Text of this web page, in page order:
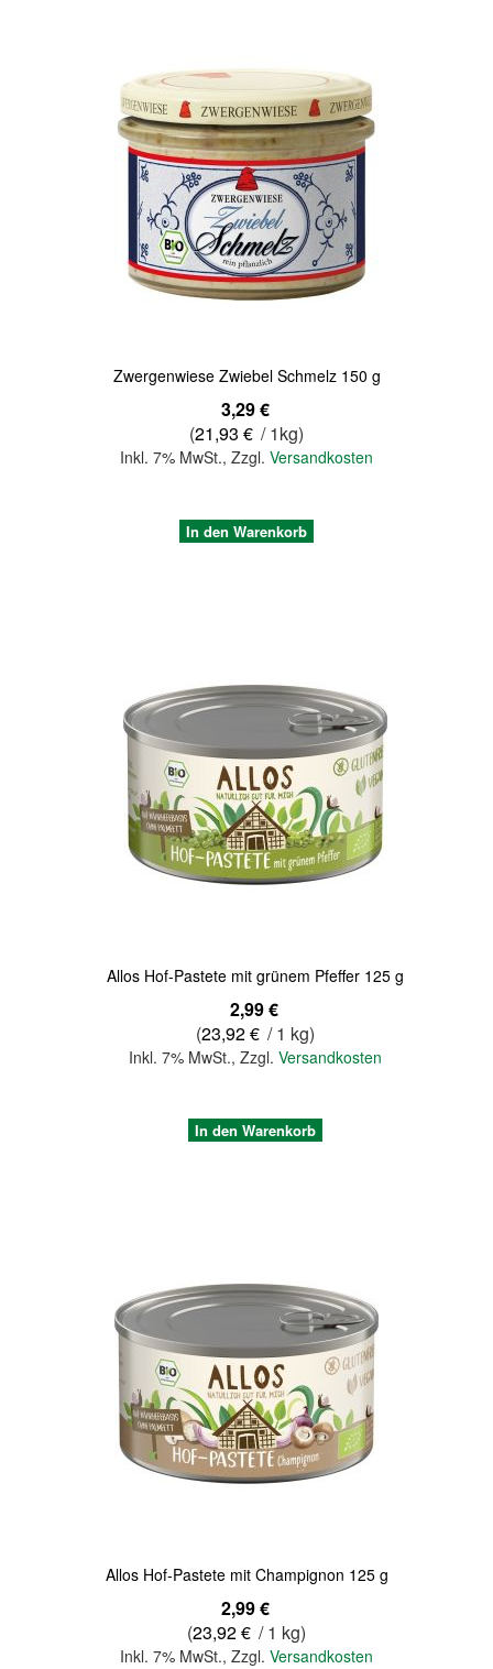
Zwergenwiese Zwiebel Schmelz 150 g
3,29 €
(21,93 € / 1kg)
Inkl. 7% MwSt., Zzgl. Versandkosten
In den Warenkorb
Allos Hof-Pastete mit grünem Pfeffer 125 g
2,99 €
(23,92 € / 1 kg)
Inkl. 7% MwSt.,Zzgl.Versandkosten
In den Warenkorb
Allos Hof-Pastete mit Champignon 125 g
2,99 €
(23,92 € / 1 kg)
Inkl. 7% MwSt., Zzgl. Versandkosten